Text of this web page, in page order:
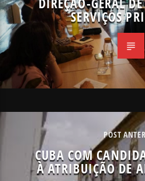
SERVIÇOS
POST
CUBA COM
À ATRIBUIÇÃO DE